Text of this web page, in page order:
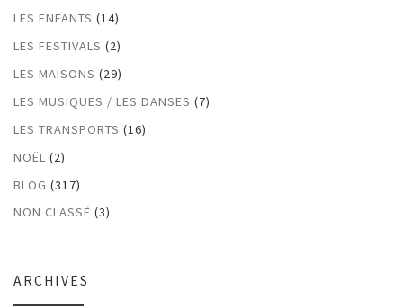
LES ENFANTS (14)
LES FESTIVALS (2)
LES MAISONS (29)
LES MUSIQUES / LES DANSES (7)
LES TRANSPORTS (16)
NOËL (2)
BLOG (317)
NON CLASSÉ (3)
ARCHIVES